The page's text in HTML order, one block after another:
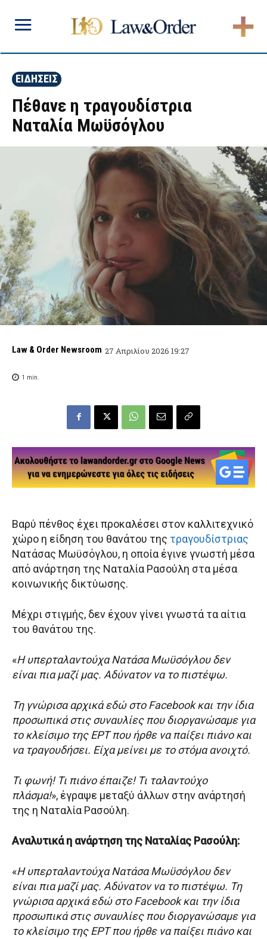
ΕΙΔΗΣΕΙΣ
Πέθανε η τραγουδίστρια
Ναταλία Μωϋσόγλου
Law & Order Newsroom 27 Απριλίου 2026 19:27
1 min.
Βαρύ πένθος έχει προκαλέσει στον καλλιτεχνικό
χώρο η είδηση του θανάτου της τραγουδίστριας
Νατάσας Μωϋσόγλου, η οποία έγινε γνωστή μέσα
από ανάρτηση της Ναταλία Ρασούλη στα μέσα
κοινωνικής δικτύωσης.
Μέχρι στιγμής, δεν έχουν γίνει γνωστά τα αίτια
του θανάτου της.
«Η υπερταλαντούχα Νατάσα Μωϋσόγλου δεν
είναι πια μαζί μας. Αδύνατον να το πιστέψω.
Τη γνώρισα αρχικά εδώ στο Facebook και την ίδια
προσωπικά στις συναυλίες που διοργανώσαμε για
το κλείσιμο της ΕΡΤ που ήρθε να παίξει πιάνο και
να τραγουδήσει. Είχα μείνει με το στόμα ανοιχτό.
Τι φωνή! Τι πιάνο έπαιζε! Τι ταλαντούχο
πλάσμα!», έγραψε μεταξύ άλλων στην ανάρτησή
της η Ναταλία Ρασούλη.
Αναλυτικά η ανάρτηση της Ναταλίας Ρασούλη:
«Η υπερταλαντούχα Νατάσα Μωϋσόγλου δεν
είναι πια μαζί μας. Αδύνατον να το πιστέψω. Τη
γνώρισα αρχικά εδώ στο Facebook και την ίδια
προσωπικά στις συναυλίες που διοργανώσαμε για
το κλείσιμο της ΕΡΤ που ήρθε να παίξει πιάνο και